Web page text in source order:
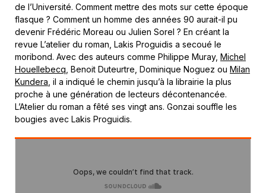
de l’Université. Comment mettre des mots sur cette époque
flasque ? Comment un homme des années 90 aurait-il pu
devenir Frédéric Moreau ou Julien Sorel ? En créant la
revue L’atelier du roman, Lakis Proguidis a secoué le
moribond. Avec des auteurs comme Philippe Muray, Michel
Houellebecq , Benoit Duteurtre, Dominique Noguez ou Milan
Kundera , il a indiqué le chemin jusqu’à la librairie la plus
proche à une génération de lecteurs décontenancée.
L’Atelier du roman a fêté ses vingt ans. Gonzai souffle les
bougies avec Lakis Proguidis.